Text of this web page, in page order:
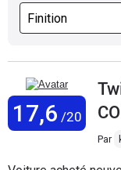
17,6 /20
Par